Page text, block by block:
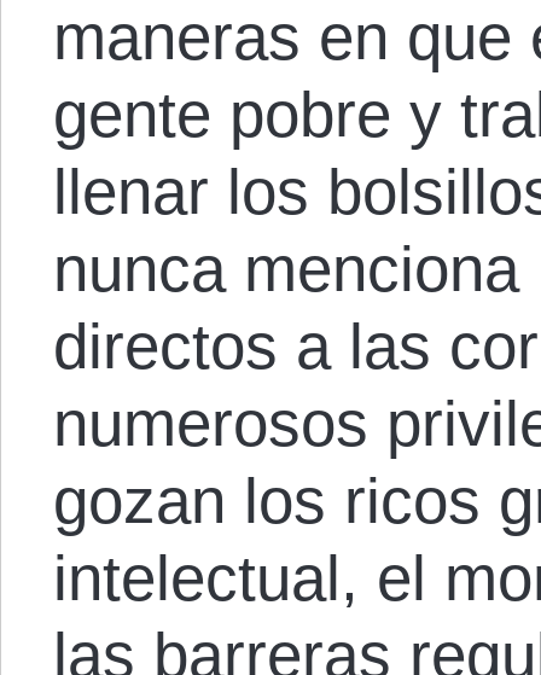
maneras en que
gente pobre y
llenar los
nunca
directos a las
numerosos
gozan los ricos
intelectual, el
las barreras